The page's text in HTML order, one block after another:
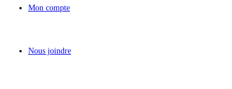
Mon compte
Nous joindre